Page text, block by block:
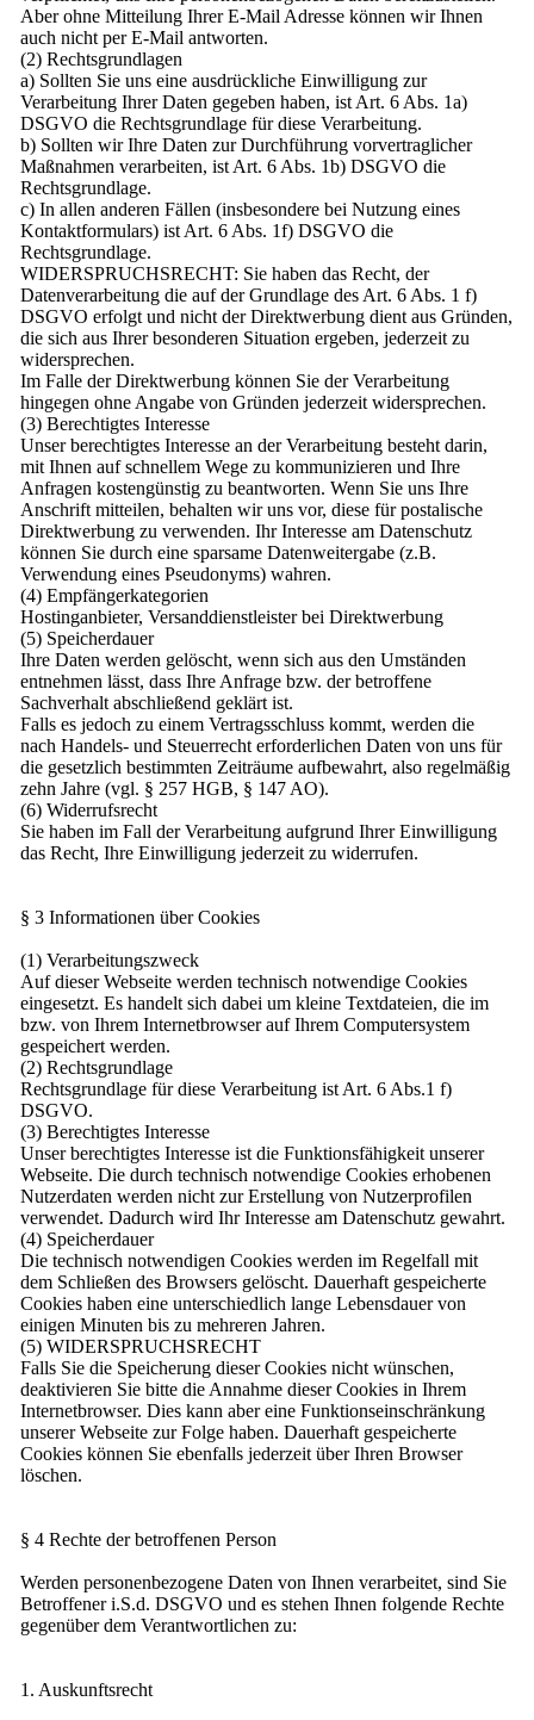
Aber ohne Mitteilung Ihrer E-Mail Adresse können wir Ihnen
auch nicht per E-Mail antworten.
(2) Rechtsgrundlagen
a) Sollten Sie uns eine ausdrückliche Einwilligung zur
Verarbeitung Ihrer Daten gegeben haben, ist Art. 6 Abs. 1a)
DSGVO die Rechtsgrundlage für diese Verarbeitung.
b) Sollten wir Ihre Daten zur Durchführung vorvertraglicher
Maßnahmen verarbeiten, ist Art. 6 Abs. 1b) DSGVO die
Rechtsgrundlage.
c) In allen anderen Fällen (insbesondere bei Nutzung eines
Kontaktformulars) ist Art. 6 Abs. 1f) DSGVO die
Rechtsgrundlage.
WIDERSPRUCHSRECHT: Sie haben das Recht, der
Datenverarbeitung die auf der Grundlage des Art. 6 Abs. 1 f)
DSGVO erfolgt und nicht der Direktwerbung dient aus Gründen,
die sich aus Ihrer besonderen Situation ergeben, jederzeit zu
widersprechen.
Im Falle der Direktwerbung können Sie der Verarbeitung
hingegen ohne Angabe von Gründen jederzeit widersprechen.
(3) Berechtigtes Interesse
Unser berechtigtes Interesse an der Verarbeitung besteht darin,
mit Ihnen auf schnellem Wege zu kommunizieren und Ihre
Anfragen kostengünstig zu beantworten. Wenn Sie uns Ihre
Anschrift mitteilen, behalten wir uns vor, diese für postalische
Direktwerbung zu verwenden. Ihr Interesse am Datenschutz
können Sie durch eine sparsame Datenweitergabe (z.B.
Verwendung eines Pseudonyms) wahren.
(4) Empfängerkategorien
Hostinganbieter, Versanddienstleister bei Direktwerbung
(5) Speicherdauer
Ihre Daten werden gelöscht, wenn sich aus den Umständen
entnehmen lässt, dass Ihre Anfrage bzw. der betroffene
Sachverhalt abschließend geklärt ist.
Falls es jedoch zu einem Vertragsschluss kommt, werden die
nach Handels- und Steuerrecht erforderlichen Daten von uns für
die gesetzlich bestimmten Zeiträume aufbewahrt, also regelmäßig
zehn Jahre (vgl. § 257 HGB, § 147 AO).
(6) Widerrufsrecht
Sie haben im Fall der Verarbeitung aufgrund Ihrer Einwilligung
das Recht, Ihre Einwilligung jederzeit zu widerrufen.
§ 3 Informationen über Cookies
(1) Verarbeitungszweck
Auf dieser Webseite werden technisch notwendige Cookies
eingesetzt. Es handelt sich dabei um kleine Textdateien, die im
bzw. von Ihrem Internetbrowser auf Ihrem Computersystem
gespeichert werden.
(2) Rechtsgrundlage
Rechtsgrundlage für diese Verarbeitung ist Art. 6 Abs.1 f)
DSGVO.
(3) Berechtigtes Interesse
Unser berechtigtes Interesse ist die Funktionsfähigkeit unserer
Webseite. Die durch technisch notwendige Cookies erhobenen
Nutzerdaten werden nicht zur Erstellung von Nutzerprofilen
verwendet. Dadurch wird Ihr Interesse am Datenschutz gewahrt.
(4) Speicherdauer
Die technisch notwendigen Cookies werden im Regelfall mit
dem Schließen des Browsers gelöscht. Dauerhaft gespeicherte
Cookies haben eine unterschiedlich lange Lebensdauer von
einigen Minuten bis zu mehreren Jahren.
(5) WIDERSPRUCHSRECHT
Falls Sie die Speicherung dieser Cookies nicht wünschen,
deaktivieren Sie bitte die Annahme dieser Cookies in Ihrem
Internetbrowser. Dies kann aber eine Funktionseinschränkung
unserer Webseite zur Folge haben. Dauerhaft gespeicherte
Cookies können Sie ebenfalls jederzeit über Ihren Browser
löschen.
§ 4 Rechte der betroffenen Person
Werden personenbezogene Daten von Ihnen verarbeitet, sind Sie
Betroffener i.S.d. DSGVO und es stehen Ihnen folgende Rechte
gegenüber dem Verantwortlichen zu:
1. Auskunftsrecht